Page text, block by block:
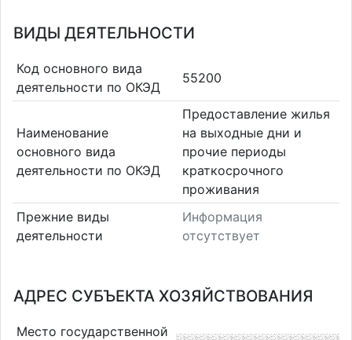
ВИДЫ ДЕЯТЕЛЬНОСТИ
Код основного вида
деятельности по ОКЭД
55200
Наименование
основного вида
деятельности по ОКЭД
Предоставление жилья
на выходные дни и
прочие периоды
краткосрочного
проживания
Прежние виды
деятельности
Информация
отсутствует
АДРЕС СУБЪЕКТА ХОЗЯЙСТВОВАНИЯ
Место государственной